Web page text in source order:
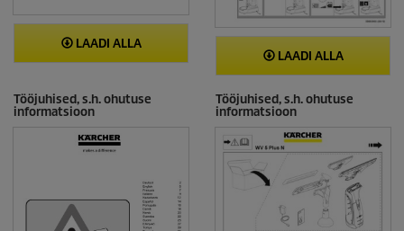
LAADI ALLA
LAADI ALLA
Tööjuhised, s.h. ohutuse
informatsioon
Tööjuhised, s.h. ohutuse
informatsioon